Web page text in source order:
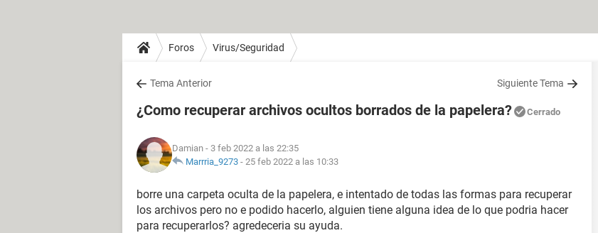
Foros Virus/Seguridad
Tema Anterior Siguiente Tema
¿Como recuperar archivos ocultos borrados de la papelera? Cerrado
Damian - 3 feb 2022 a las 22:35
Marrria_9273 - 25 feb 2022 a las 10:33
borre una carpeta oculta de la papelera, e intentado de todas las formas para recuperar
los archivos pero no e podido hacerlo, alguien tiene alguna idea de lo que podria hacer
para recuperarlos? agredeceria su ayuda.